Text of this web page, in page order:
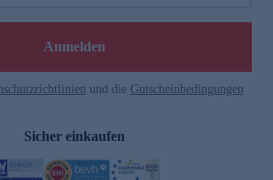
Anmelden
und die Gutscheinbedingungen
Sicher einkaufen